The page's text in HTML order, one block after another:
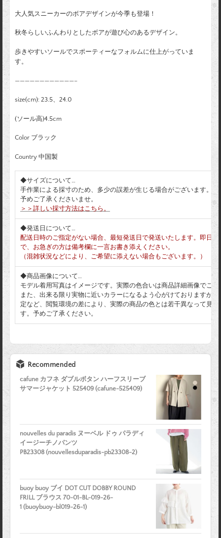
大人気スニーカーのボアデザインが今季も登場！
秋冬らしいふんわりとしたボアが遊び心のあるデザイン。
歩きやすいソールでスポーティーなフォルムに仕上がっていま
す。
————————————–
size(cm): 23.5、24.0
(ソール高)4.5cm
Color ブラック
Country 中国製
◆サイズについて…
手作業による採寸のため、多少の誤差が生じる場合がございます。
予めご了承くださいませ。
＞＞詳しい採寸方法はこちら。
◆発送日について…
配送日時のご指定がない場合、最短発送日で発送いたします。即日
で、お急ぎの方は備考欄に一言お書き添えください。
（混雑状況などにより、ご希望に添えない場合もございます。）
◆商品画像について…
モデル着用写真はイメージです。実際の色合いは商品詳細画像でご確
また、出来る限り実物に近いカラーになるよう心がけておりますが
定など、閲覧環境の差により、実際の商品の色とは若干異なって見
す。予めご了承ください。
Recommended
cafune カフネ ダブルボタン ハーフスリーブ
サマージャケット 525409 (cafune-525409)
nouvelles du paradis ヌーベル ドゥ パラディ
イージーチノパンツ
PB23308 (nouvellesduparadis-pb23308-2)
buoy buoy ブイ DOT CUT DOBBY ROUND
FRILL ブラウス 70-01-BL-019-26-
1 (buoybuoy-bl019-26-1)